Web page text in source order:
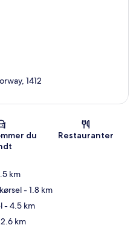
Kort
1412
du
Restauranter
km
- 1.8 km
- 4.5 km
km